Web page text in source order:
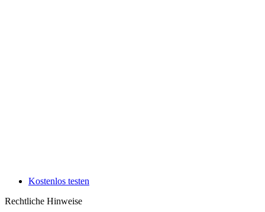
Kostenlos testen
Rechtliche Hinweise